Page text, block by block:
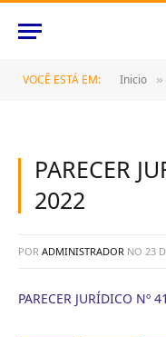
VOCÊ ESTÁ EM: Inicio »
PARECER
2022
POR ADMINISTRADOR NO 23
PARECER JURÍDICO Nº